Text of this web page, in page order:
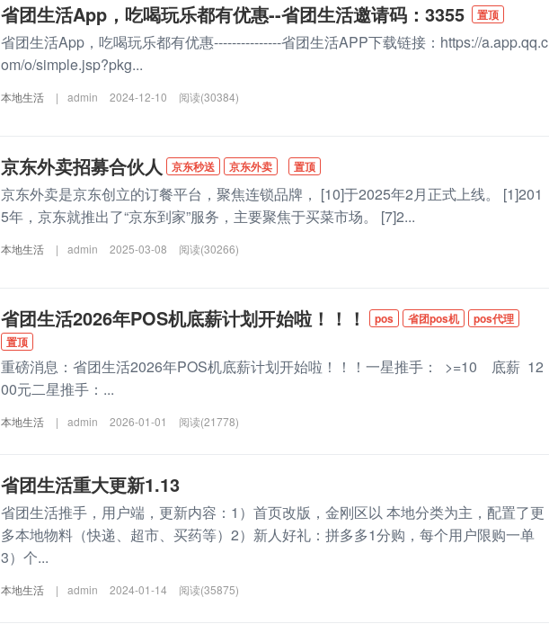
省团生活App，吃喝玩乐都有优惠--省团生活邀请码：3355 置顶
省团生活App，吃喝玩乐都有优惠---------------省团生活APP下载链接：https://a.app.qq.c
om/o/simple.jsp?pkg...
本地生活 | admin 2024-12-10 阅读(30384)
京东外卖招募合伙人 京东秒送 京东外卖 置顶
京东外卖是京东创立的订餐平台，聚焦连锁品牌， [10]于2025年2月正式上线。 [1]201
5年，京东就推出了“京东到家”服务，主要聚焦于买菜市场。 [7]2...
本地生活 | admin 2025-03-08 阅读(30266)
省团生活2026年POS机底薪计划开始啦！！！ pos 省团pos机
pos代理
置顶
重磅消息：省团生活2026年POS机底薪计划开始啦！！！一星推手： >=10 底薪 12
00元二星推手：...
本地生活 | admin 2026-01-01 阅读(21778)
省团生活重大更新1.13
省团生活推手，用户端，更新内容：1）首页改版，金刚区以 本地分类为主，配置了更
多本地物料（快递、超市、买药等）2）新人好礼：拼多多1分购，每个用户限购一单
3）个...
本地生活 | admin 2024-01-14 阅读(35875)